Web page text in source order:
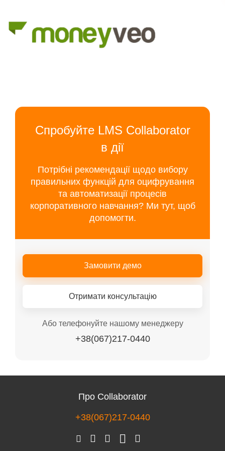
Спробуйте LMS Collaborator
в дії
Потрібні рекомендації щодо вибору
правильних функцій для оцифрування
та автоматизації процесів
корпоративного навчання? Ми тут, щоб
допомогти.
Замовити демо
Отримати консультацію
Або телефонуйте нашому менеджеру
+38(067)217-0440
Про Collaborator
+38(067)217-0440